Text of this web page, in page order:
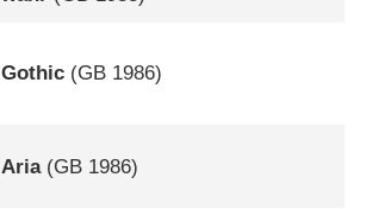
Gothic (GB 1986)
Aria(GB 1986)